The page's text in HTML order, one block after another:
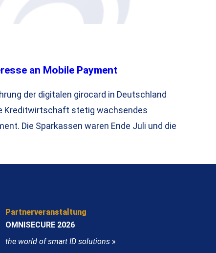
an Mobile Payment
der digitalen girocard in Deutschland
Kreditwirtschaft stetig wachsendes
Die Sparkassen waren Ende Juli und die
Partnerveranstaltung
OMNISECURE 2026
the world of smart ID solutions »